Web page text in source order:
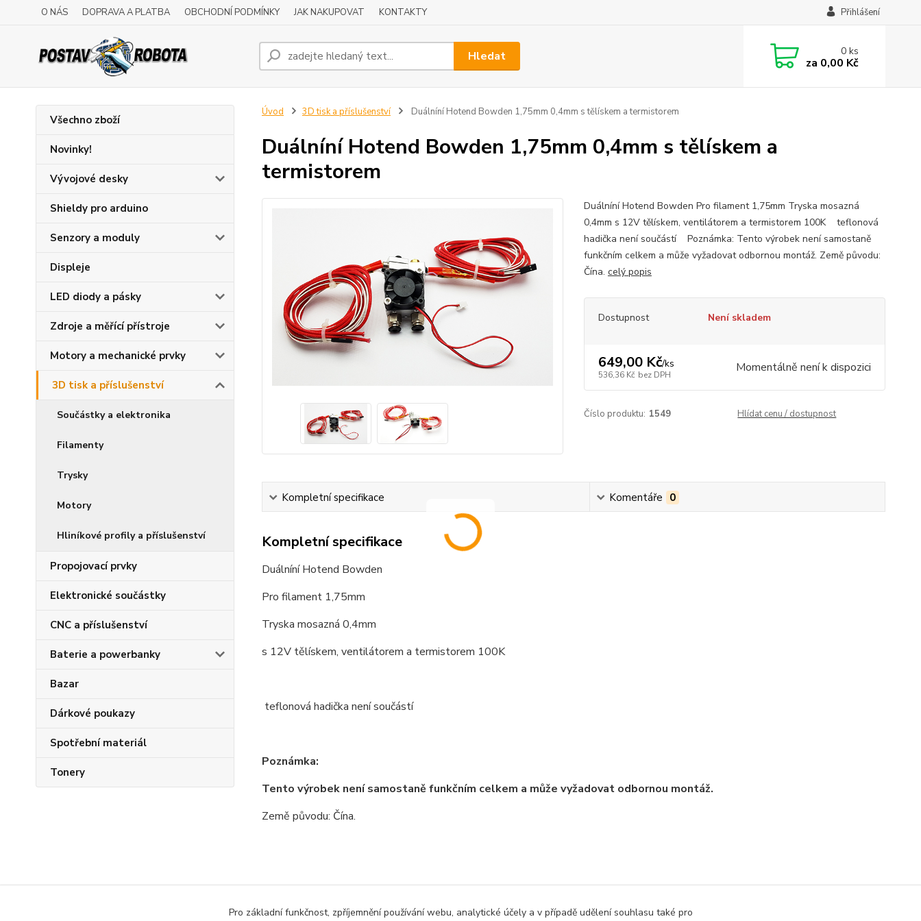
O NÁS DOPRAVA A PLATBA OBCHODNÍ PODMÍNKY JAK NAKUPOVAT KONTAKTY Přihlášení
Hledat 0ks
za 0,00 Kč
Všechno zboží
Novinky!
Vývojové desky
Shieldy pro arduino
Senzory a moduly
Displeje
LED diody a pásky
Zdroje a měřící přístroje
Motory a mechanické prvky
3D tisk a příslušenství
Součástky a elektronika
Filamenty
Trysky
Motory
Hliníkové profily a příslušenství
Propojovací prvky
Elektronické součástky
CNC a příslušenství
Baterie a powerbanky
Bazar
Dárkové poukazy
Spotřební materiál
Tonery
Úvod 3D tisk a příslušenství Duálníní Hotend Bowden 1,75mm 0,4mm s tělískem a termistorem
Duálníní Hotend Bowden 1,75mm 0,4mm s tělískem a
termistorem
Duálníní Hotend Bowden Pro filament 1,75mm Tryska mosazná
0,4mm s 12V tělískem, ventilátorem a termistorem 100K teflonová
hadička není součástí Poznámka: Tento výrobek není samostaně
funkčním celkem a může vyžadovat odbornou montáž. Země původu:
Čína. celý popis
Dostupnost Není skladem
649,00 Kč/ks
536,36 Kč bez DPH Momentálně není k dispozici
Číslo produktu: 1549 Hlídat cenu / dostupnost
Kompletní specifikace Komentáře 0
Kompletní specifikace
Duálníní Hotend Bowden
Pro filament 1,75mm
Tryska mosazná 0,4mm
s 12V tělískem, ventilátorem a termistorem 100K
teflonová hadička není součástí
Poznámka:
Tento výrobek není samostaně funkčním celkem a může vyžadovat odbornou montáž.
Země původu: Čína.
Zboží zařazeno v kategoriích
Pro základní funkčnost, zpříjemnění používání webu, analytické účely a v případě udělení souhlasu také pro